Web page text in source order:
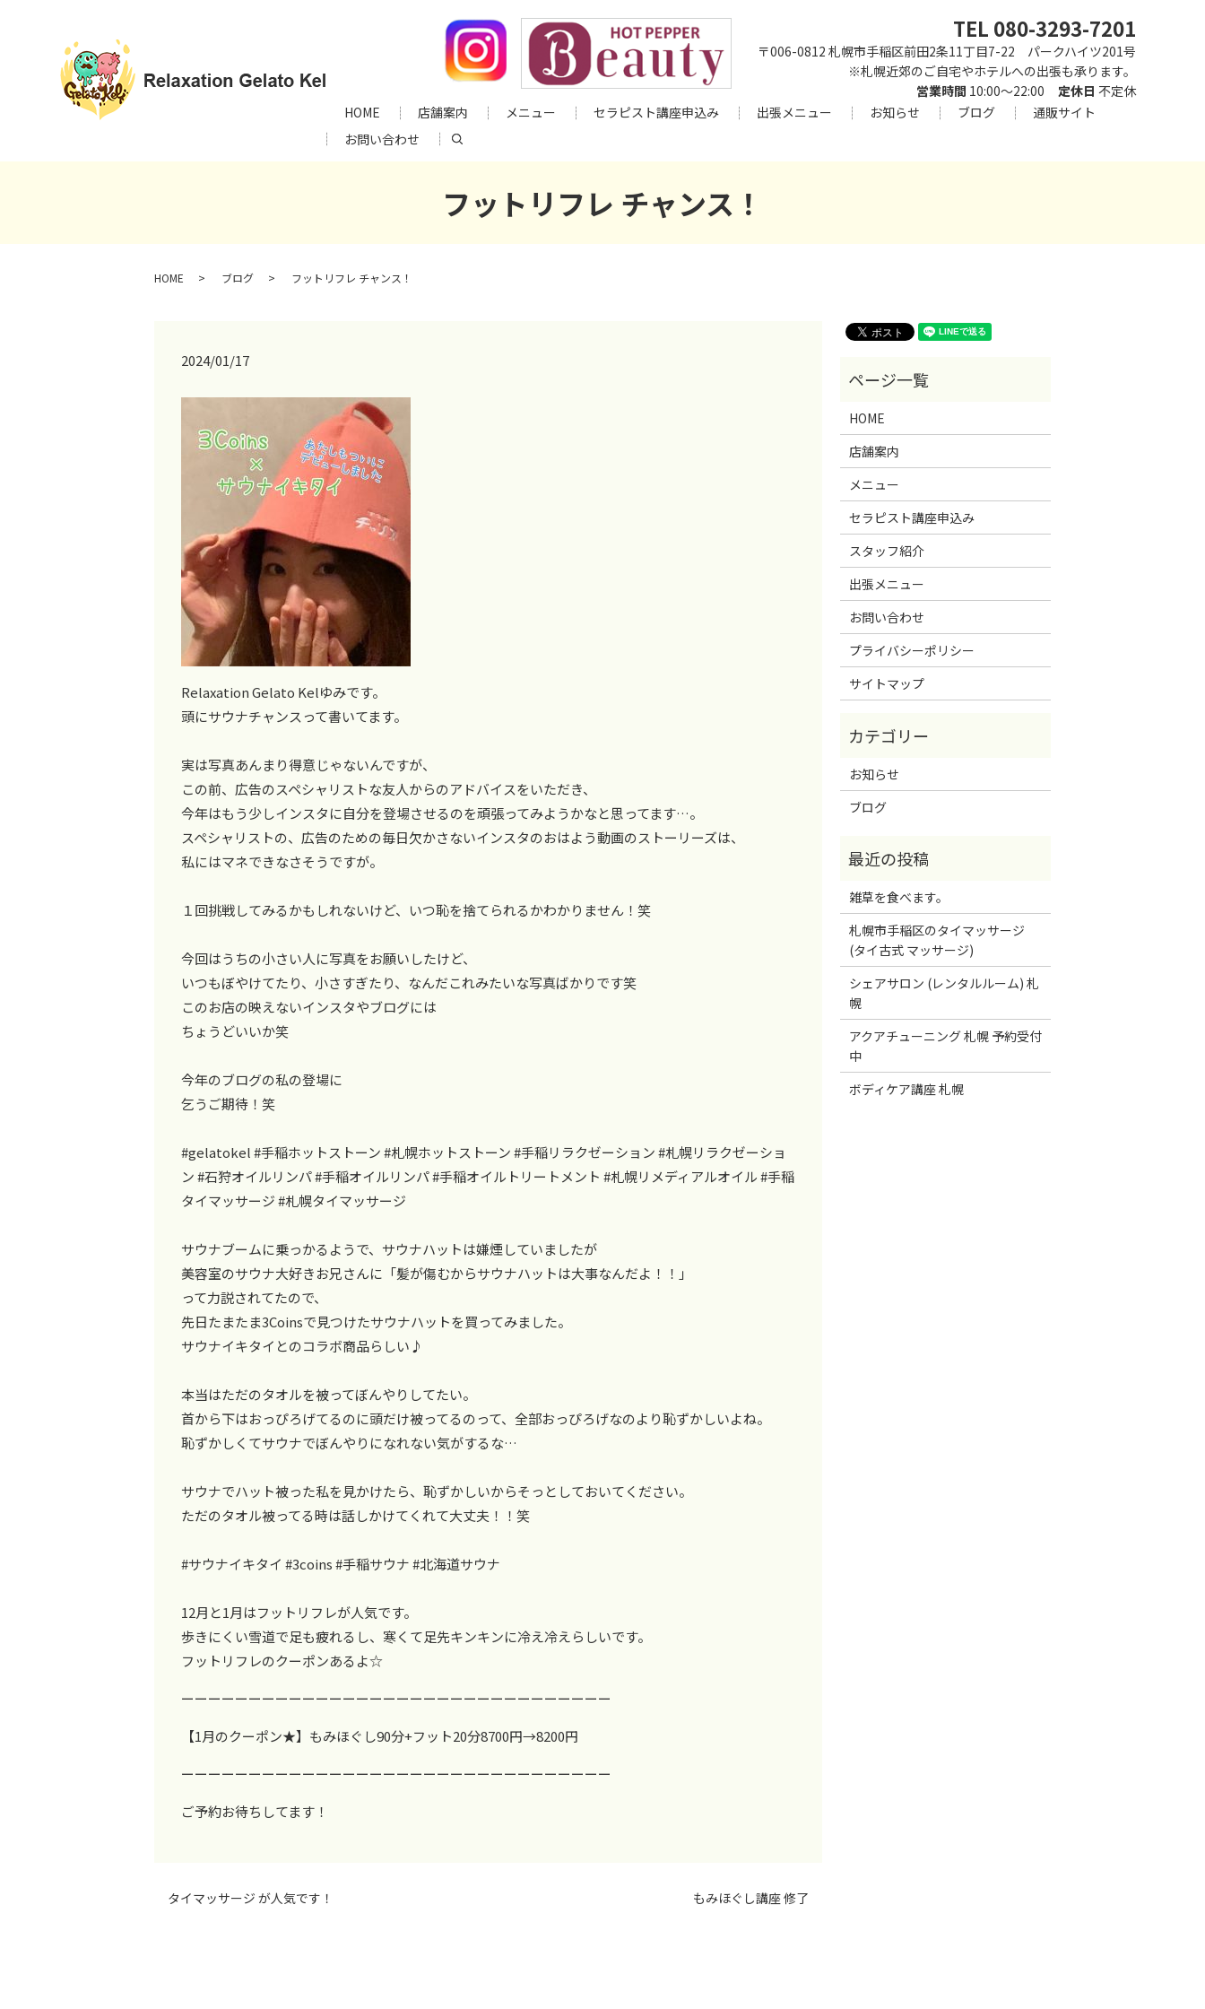
TEL 080-3293-7201
〒006-0812 札幌市手稲区前田2条11丁目7-22 パークハイツ201号
※札幌近郊のご自宅やホテルへの出張も承ります。
営業時間 10:00～22:00 定休日 不定休
HOME
店舗案内 メニュー セラピスト講座申込み 出張メニュー お知らせ ブログ
通販サイト
お問い合わせ
search
フットリフレ チャンス！
HOME ブログ フットリフレ チャンス！
2024/01/17
Relaxation Gelato Kelゆみです。
頭にサウナチャンスって書いてます。
実は写真あんまり得意じゃないんですが、
この前、広告のスペシャリストな友人からのアドバイスをいただき、
今年はもう少しインスタに自分を登場させるのを頑張ってみようかなと思ってます…。
スペシャリストの、広告のための毎日欠かさないインスタのおはよう動画のストーリーズは、
私にはマネできなさそうですが。
１回挑戦してみるかもしれないけど、いつ恥を捨てられるかわかりません！笑
今回はうちの小さい人に写真をお願いしたけど、
いつもぼやけてたり、小さすぎたり、なんだこれみたいな写真ばかりです笑
このお店の映えないインスタやブログには
ちょうどいいか笑
今年のブログの私の登場に
乞うご期待！笑
#gelatokel #手稲ホットストーン #札幌ホットストーン #手稲リラクゼーション #札幌リラクゼーショ
ン #石狩オイルリンパ #手稲オイルリンパ #手稲オイルトリートメント #札幌リメディアルオイル #手稲
タイマッサージ #札幌タイマッサージ
サウナブームに乗っかるようで、サウナハットは嫌煙していましたが
美容室のサウナ大好きお兄さんに「髪が傷むからサウナハットは大事なんだよ！！」
って力説されてたので、
先日たまたま3Coinsで見つけたサウナハットを買ってみました。
サウナイキタイとのコラボ商品らしい♪
本当はただのタオルを被ってぼんやりしてたい。
首から下はおっぴろげてるのに頭だけ被ってるのって、全部おっぴろげなのより恥ずかしいよね。
恥ずかしくてサウナでぼんやりになれない気がするな…
サウナでハット被った私を見かけたら、恥ずかしいからそっとしておいてください。
ただのタオル被ってる時は話しかけてくれて大丈夫！！笑
#サウナイキタイ #3coins #手稲サウナ #北海道サウナ
12月と1月はフットリフレが人気です。
歩きにくい雪道で足も疲れるし、寒くて足先キンキンに冷え冷えらしいです。
フットリフレのクーポンあるよ☆
ーーーーーーーーーーーーーーーーーーーーーーーーーーーーーーーー
【1月のクーポン★】もみほぐし90分+フット20分8700円→8200円
ーーーーーーーーーーーーーーーーーーーーーーーーーーーーーーーー
ご予約お待ちしてます！
タイマッサージ が人気です！ もみほぐし講座 修了
HOME
店舗案内
メニュー
セラピスト講座申込み
スタッフ紹介
出張メニュー
お問い合わせ
プライバシーポリシー
サイトマップ
お知らせ
ブログ
雑草を食べます。
札幌市手稲区のタイマッサージ
(タイ古式 マッサージ)
シェアサロン (レンタルルーム) 札
幌
アクアチューニング 札幌 予約受付
中
ボディケア講座 札幌